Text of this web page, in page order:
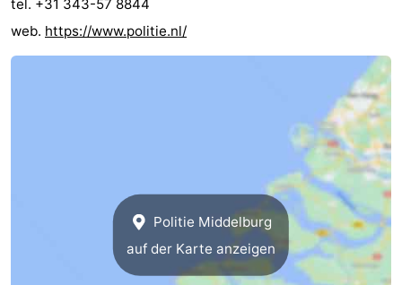
tel. +31 343-57 8844
web. https://www.politie.nl/
Politie Middelburg
auf der Karte anzeigen